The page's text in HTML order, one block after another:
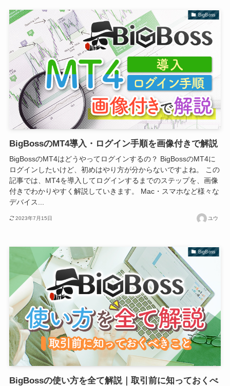
BigBoss
BigBossのMT4導入・ログイン手順を画像付きで解説
BigBossのMT4はどうやってログインするの？ BigBossのMT4に
ログインしたいけど、初めはやり方が分からないですよね。 この
記事では、MT4を導入してログインするまでのステップを、画像
付きでわかりやすく解説していきます。 Mac・スマホなど様々な
デバイス...
2023年7月15日 ユウ
BigBoss
BigBossの使い方を全て解説｜取引前に知っておくべ